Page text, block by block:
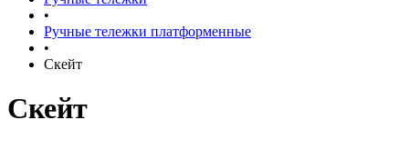
•
Ручные тележки платформенные
•
Скейт
Скейт